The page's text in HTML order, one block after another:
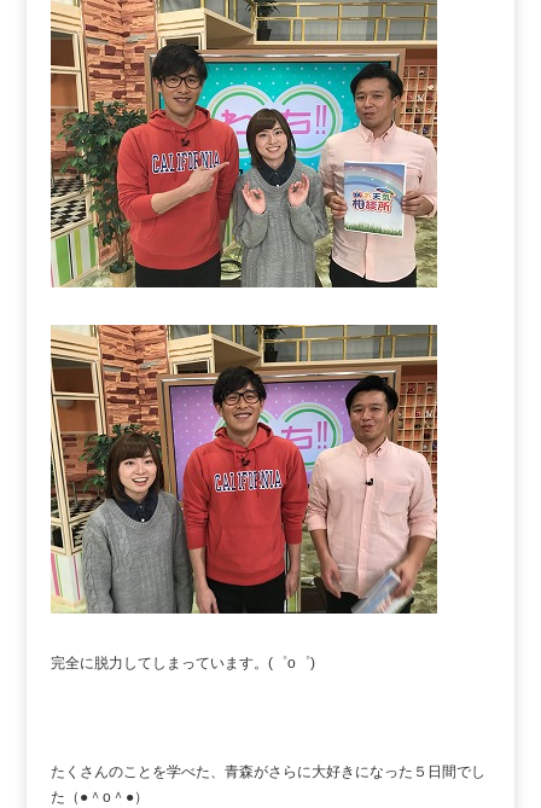
完全に脱力してしまっています。(゜o゜)
たくさんのことを学べた、青森がさらに大好きになった５日間でし
た（●＾o＾●）